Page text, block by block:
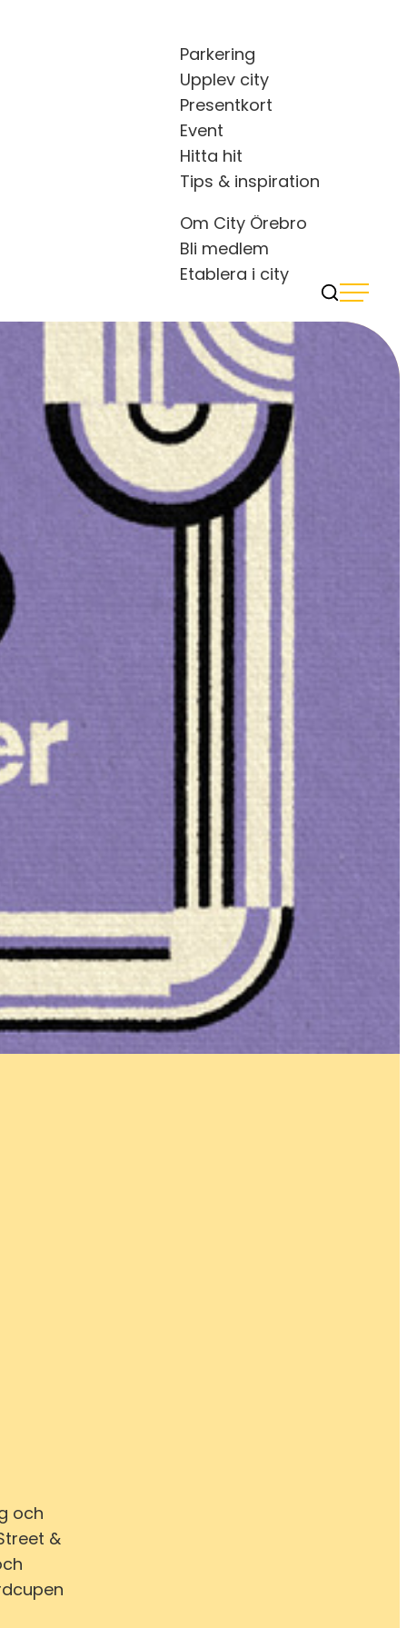
Parkering
Upplev city
Presentkort
Event
Hitta hit
Tips & inspiration
Om City Örebro
Bli medlem
Etablera i city
och
&